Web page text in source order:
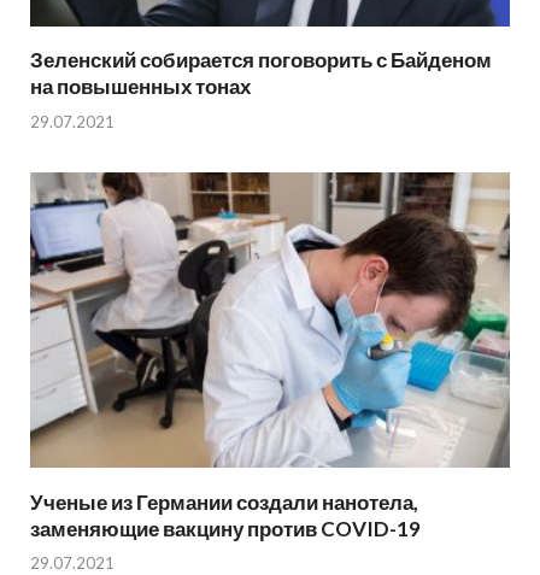
Зеленский собирается поговорить с Байденом
на повышенных тонах
29.07.2021
Ученые из Германии создали нанотела,
заменяющие вакцину против COVID-19
29.07.2021